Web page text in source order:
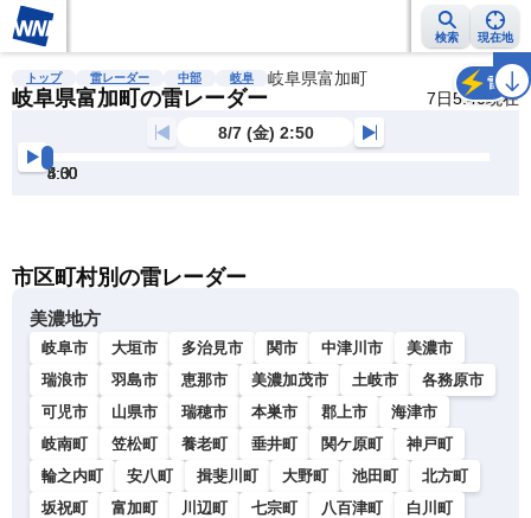
検索 現在地
雨雲レーダー 台風情報 地震情報 警報・注意報 2週間天気 ラ
トップ 雷レーダー 中部 岐阜 岐阜県富加町
岐阜県富加町の雷レーダー 7日5:40現在
雷
8/7 (金) 2:50
3:00
3:30
4:00
4:30
5:00
5:30
市区町村別の雷レーダー
美濃地方
岐阜市 大垣市 多治見市 関市 中津川市
美濃市
瑞浪市
羽島市 恵那市 美濃加茂市 土岐市
各務原市
可児市
山県市 瑞穂市 本巣市 郡上市
海津市
岐南町
笠松町 養老町 垂井町 関ケ原町
神戸町
輪之内町
安八町 揖斐川町 大野町 池田町
北方町
坂祝町
富加町 川辺町 七宗町 八百津町
白川町